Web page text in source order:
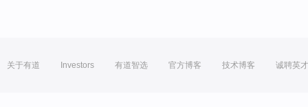
关于有道 Investors 有道智选 官方博客 技术博客 诚聘英才